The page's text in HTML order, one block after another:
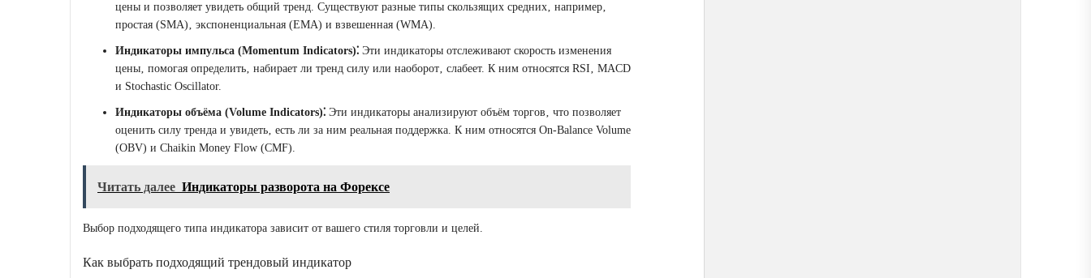
цены и позволяет увидеть общий тренд. Существуют разные типы скользящих средних‚ например‚
простая (SMA)‚ экспоненциальная (EMA) и взвешенная (WMA).
Индикаторы импульса (Momentum Indicators)⁚ Эти индикаторы отслеживают скорость изменения
цены‚ помогая определить‚ набирает ли тренд силу или наоборот‚ слабеет. К ним относятся RSI‚ MACD
и Stochastic Oscillator.
Индикаторы объёма (Volume Indicators)⁚ Эти индикаторы анализируют объём торгов‚ что позволяет
оценить силу тренда и увидеть‚ есть ли за ним реальная поддержка. К ним относятся On-Balance Volume
(OBV) и Chaikin Money Flow (CMF).
Читать далее Индикаторы разворота на Форексе
Выбор подходящего типа индикатора зависит от вашего стиля торговли и целей.
Как выбрать подходящий трендовый индикатор